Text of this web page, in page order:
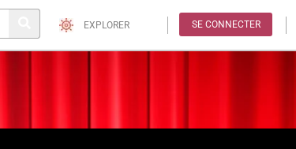
EXPLORER SE CONNECTER